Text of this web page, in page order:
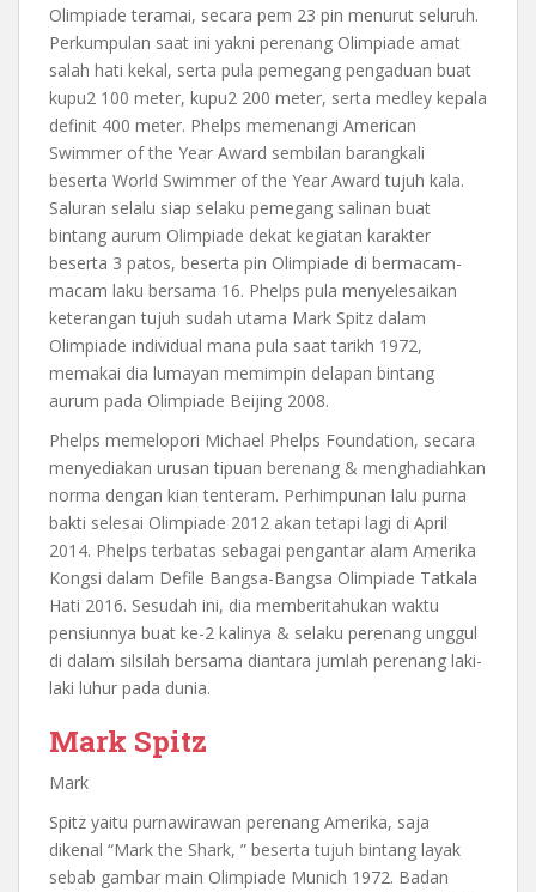
Olimpiade teramai, secara pem 23 pin menurut seluruh.
Perkumpulan saat ini yakni perenang Olimpiade amat
salah hati kekal, serta pula pemegang pengaduan buat
kupu2 100 meter, kupu2 200 meter, serta medley kepala
definit 400 meter. Phelps memenangi American
Swimmer of the Year Award sembilan barangkali
beserta World Swimmer of the Year Award tujuh kala.
Saluran selalu siap selaku pemegang salinan buat
bintang aurum Olimpiade dekat kegiatan karakter
beserta 3 patos, beserta pin Olimpiade di bermacam-
macam laku bersama 16. Phelps pula menyelesaikan
keterangan tujuh sudah utama Mark Spitz dalam
Olimpiade individual mana pula saat tarikh 1972,
memakai dia lumayan memimpin delapan bintang
aurum pada Olimpiade Beijing 2008.
Phelps memelopori Michael Phelps Foundation, secara
menyediakan urusan tipuan berenang & menghadiahkan
norma dengan kian tenteram. Perhimpunan lalu purna
bakti selesai Olimpiade 2012 akan tetapi lagi di April
2014. Phelps terbatas sebagai pengantar alam Amerika
Kongsi dalam Defile Bangsa-Bangsa Olimpiade Tatkala
Hati 2016. Sesudah ini, dia memberitahukan waktu
pensiunnya buat ke-2 kalinya & selaku perenang unggul
di dalam silsilah bersama diantara jumlah perenang laki-
laki luhur pada dunia.
Mark Spitz
Mark
Spitz yaitu purnawirawan perenang Amerika, saja
dikenal “Mark the Shark, ” beserta tujuh bintang layak
sebab gambar main Olimpiade Munich 1972. Badan